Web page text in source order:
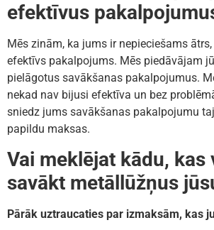
efektīvus
Mēs zinām, ka jums ir nepieciešams
efektīvs pakalpojums. Mēs piedāvājam
pielāgotus savākšanas pakalpojumus.
nekad nav bijusi efektīva un bez
sniedz jums savākšanas pakalpojumu
papildu maksas.
Vai meklējat kādu, kas
savākt metāllūžņus
Pārāk uztraucaties par izmaksām, kas